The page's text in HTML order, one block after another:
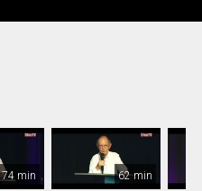
74 min 62 min